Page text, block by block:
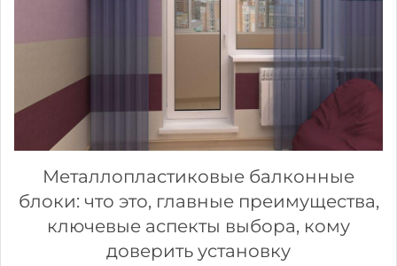
Металлопластиковые балконные
блоки: что это, главные преимущества,
ключевые аспекты выбора, кому
доверить установку